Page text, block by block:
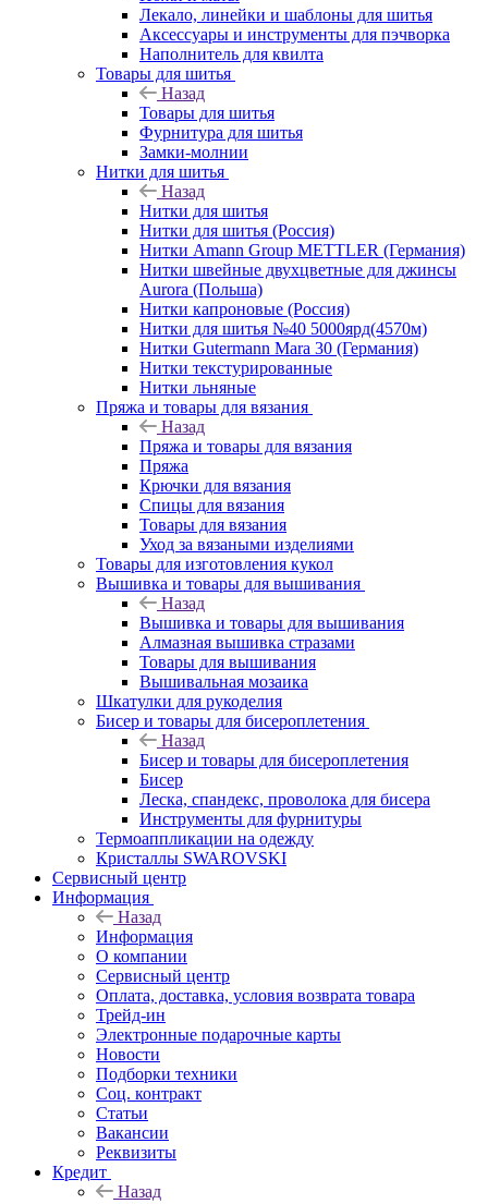
Лекало, линейки и шаблоны для шитья
Аксессуары и инструменты для пэчворка
Наполнитель для квилта
Товары для шитья
Назад
Товары для шитья
Фурнитура для шитья
Замки-молнии
Нитки для шитья
Назад
Нитки для шитья
Нитки для шитья (Россия)
Нитки Amann Group METTLER (Германия)
Нитки швейные двухцветные для джинсы
Aurora (Польша)
Нитки капроновые (Россия)
Нитки для шитья №40 5000ярд(4570м)
Нитки Gutermann Mara 30 (Германия)
Нитки текстурированные
Нитки льняные
Пряжа и товары для вязания
Назад
Пряжа и товары для вязания
Пряжа
Крючки для вязания
Спицы для вязания
Товары для вязания
Уход за вязаными изделиями
Товары для изготовления кукол
Вышивка и товары для вышивания
Назад
Вышивка и товары для вышивания
Алмазная вышивка стразами
Товары для вышивания
Вышивальная мозаика
Шкатулки для рукоделия
Бисер и товары для бисероплетения
Назад
Бисер и товары для бисероплетения
Бисер
Леска, спандекс, проволока для бисера
Инструменты для фурнитуры
Термоаппликации на одежду
Кристаллы SWAROVSKI
Сервисный центр
Информация
Назад
Информация
О компании
Сервисный центр
Оплата, доставка, условия возврата товара
Трейд-ин
Электронные подарочные карты
Новости
Подборки техники
Соц. контракт
Статьи
Вакансии
Реквизиты
Кредит
Назад